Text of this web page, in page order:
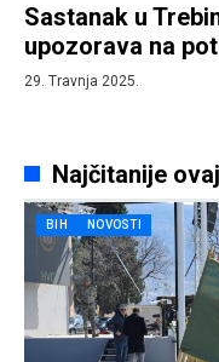
Sastanak u
upozorava na
29. Travnja 2025.
Najčitanije
BIH NOVOSTI